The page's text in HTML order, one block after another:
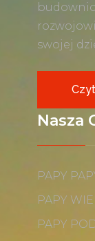
swojej
Nasza
PAPY
PAPY
PAPY